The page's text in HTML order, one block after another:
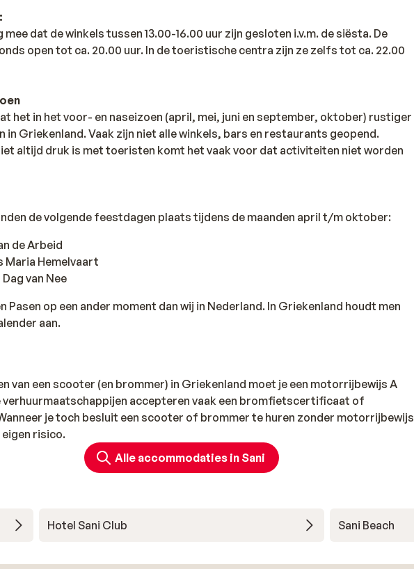
mee dat de winkels tussen 13.00-16.00 uur zijn gesloten i.v.m. de siësta. De
open tot ca. 20.00 uur. In de toeristische centra zijn ze zelfs tot ca. 22.00
het in het voor- en naseizoen (april, mei, juni en september, oktober) rustiger
in Griekenland. Vaak zijn niet alle winkels, bars en restaurants geopend.
altijd druk is met toeristen komt het vaak voor dat activiteiten niet worden
de volgende feestdagen plaats tijdens de maanden april t/m oktober:
de Arbeid
Maria Hemelvaart
van Nee
Pasen op een ander moment dan wij in Nederland. In Griekenland houdt men
aan.
van een scooter (en brommer) in Griekenland moet je een motorrijbewijs A
verhuurmaatschappijen accepteren vaak een bromfietscertificaat of
je toch besluit een scooter of brommer te huren zonder motorrijbewijs
eigen risico.
Alle accommodaties in Sani
Hotel Sani Club Sani Beach